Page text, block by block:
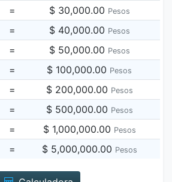
= $ 30,000.00 Pesos
= $ 40,000.00 Pesos
= $ 50,000.00 Pesos
= $ 100,000.00 Pesos
= $ 200,000.00 Pesos
= $ 500,000.00 Pesos
= $ 1,000,000.00 Pesos
= $ 5,000,000.00 Pesos